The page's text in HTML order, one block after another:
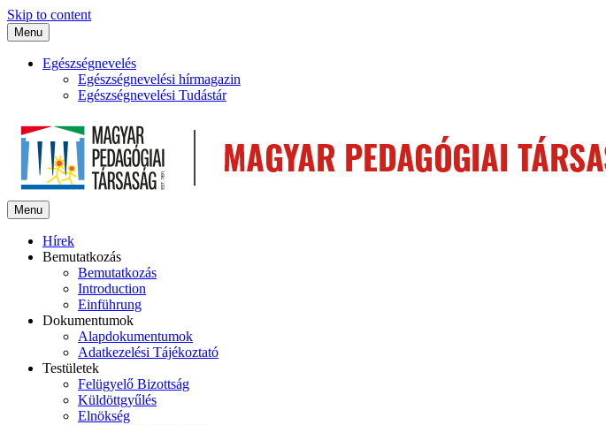
Skip to content
Menu
Egészségnevelés
Egészségnevelési hírmagazin
Egészségnevelési Tudástár
Menu
Hírek
Bemutatkozás
Bemutatkozás
Introduction
Einführung
Dokumentumok
Alapdokumentumok
Adatkezelési Tájékoztató
Testületek
Felügyelő Bizottság
Küldöttgyűlés
Elnökség